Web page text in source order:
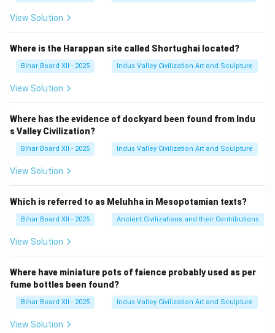
View Solution
Where is the Harappan site called Shortughai located?
Bihar Board XII - 2025 Indus Valley Civilization Art and Sculpture
View Solution
Where has the evidence of dockyard been found from Indu
s Valley Civilization?
Bihar Board XII - 2025 Indus Valley Civilization Art and Sculpture
View Solution
Which is referred to as Meluhha in Mesopotamian texts?
Bihar Board XII - 2025 Ancient Civilizations and their Contributions
View Solution
Where have miniature pots of faience probably used as per
fume bottles been found?
Bihar Board XII - 2025 Indus Valley Civilization Art and Sculpture
View Solution